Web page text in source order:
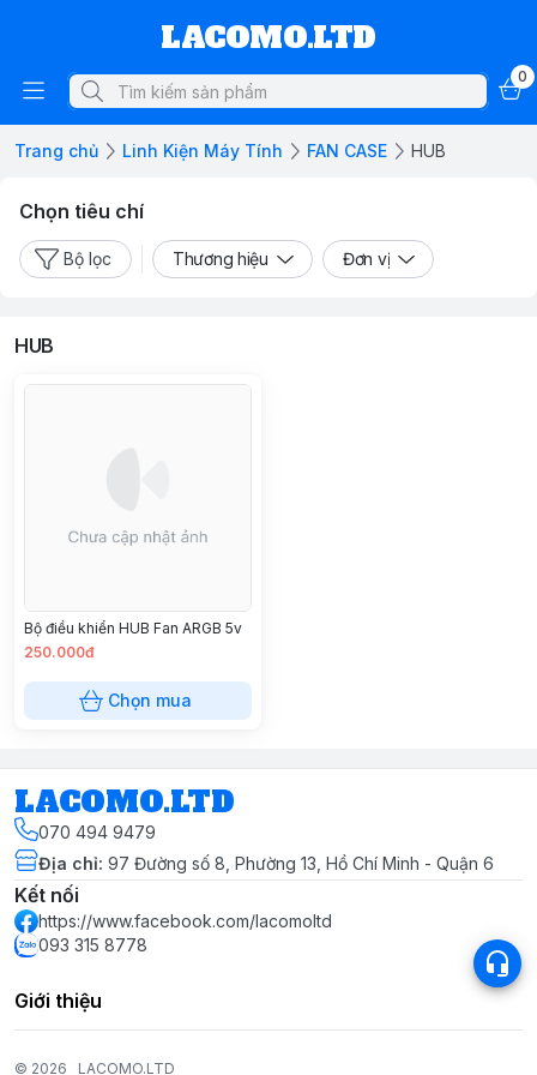
LACOMO.LTD
0
Trang chủ Linh Kiện Máy Tính FAN CASE HUB
Chọn tiêu chí
Bộ lọc Thương hiệu Đơn vị
HUB
Bộ điều khiển HUB Fan ARGB 5v
250.000đ
Chọn mua
LACOMO.LTD
070 494 9479
Địa chỉ: 97 Đường số 8, Phường 13, Hồ Chí Minh - Quận 6
Kết nối
https://www.facebook.com/lacomoltd
093 315 8778
Giới thiệu
© 2026 LACOMO.LTD